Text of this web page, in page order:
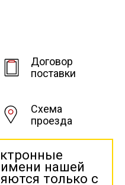
Договор
поставки
Схема
проезда
нашей
только с